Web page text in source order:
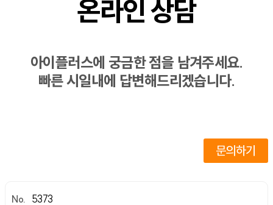
온라인 상담
아이플러스에 궁금한 점을 남겨주세요.
빠른 시일내에 답변해드리겠습니다.
문의하기
5373